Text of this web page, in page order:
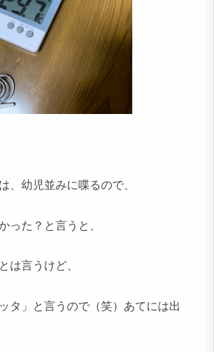
、幼児並みに喋るので、
った？と言うと、
は言うけど、
タ」と言うので（笑）あてには出